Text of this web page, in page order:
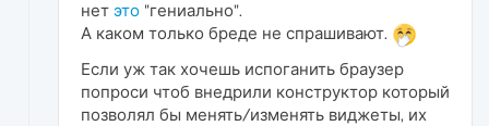
нет это "гениально".
А каком только бреде не спрашивают.
Если уж так хочешь испоганить браузер
попроси чтоб внедрили конструктор который
позволял бы менять/изменять виджеты, их